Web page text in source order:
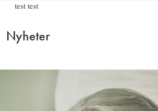
test test
Nyheter